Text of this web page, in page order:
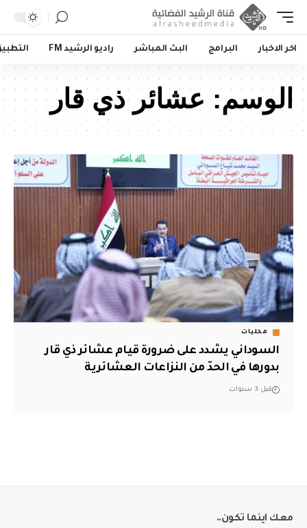
اخر الاخبار البرامج البث المباشر راديو الرشيد FM
الوسم: عشائر ذي قار
محليات
السوداني يشدد على ضرورة قيام عشائر ذي قار
بدورها في الحدّ من النزاعات العشائرية
قبل 3 سنوات
معك اينما تكون..